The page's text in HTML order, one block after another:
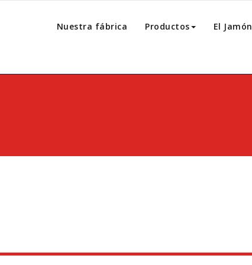
Nuestra fábrica Productos El Jamón